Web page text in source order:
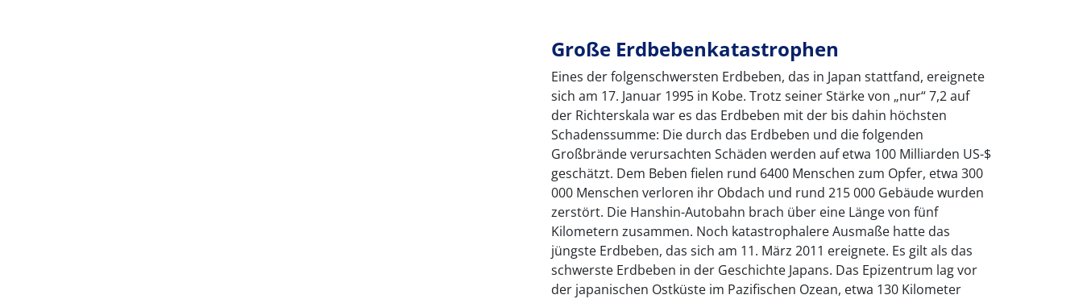
Große Erdbebenkatastrophen
Eines der folgenschwersten Erdbeben, das in Japan stattfand, ereignete
sich am 17. Januar 1995 in Kobe. Trotz seiner Stärke von „nur“ 7,2 auf
der Richterskala war es das Erdbeben mit der bis dahin höchsten
Schadenssumme: Die durch das Erdbeben und die folgenden
Großbrände verursachten Schäden werden auf etwa 100 Milliarden US-$
geschätzt. Dem Beben fielen rund 6400 Menschen zum Opfer, etwa 300
000 Menschen verloren ihr Obdach und rund 215 000 Gebäude wurden
zerstört. Die Hanshin-Autobahn brach über eine Länge von fünf
Kilometern zusammen. Noch katastrophalere Ausmaße hatte das
jüngste Erdbeben, das sich am 11. März 2011 ereignete. Es gilt als das
schwerste Erdbeben in der Geschichte Japans. Das Epizentrum lag vor
der japanischen Ostküste im Pazifischen Ozean, etwa 130 Kilometer